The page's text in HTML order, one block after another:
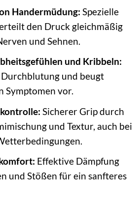
Handermüdung: Spezielle
den Druck gleichmäßig
und Sehnen.
und Kribbeln:
und beugt
Symptomen vor.
Sicherer Grip durch
und Textur, auch bei
Effektive Dämpfung
und Stößen für ein sanfteres